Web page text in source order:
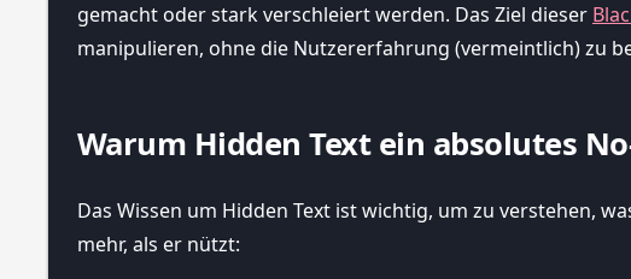
gemacht oder stark verschleiert werden. Das Ziel dieser
manipulieren, ohne die Nutzererfahrung (vermeintlich) zu
Warum Hidden Text ein absolutes
Das Wissen um Hidden Text ist wichtig, um zu verstehen,
mehr, als er nützt: